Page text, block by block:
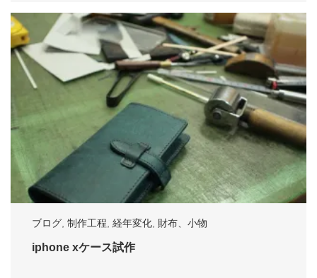
ブログ 制作工程 経年変化 財布、小物
iphone xケース試作